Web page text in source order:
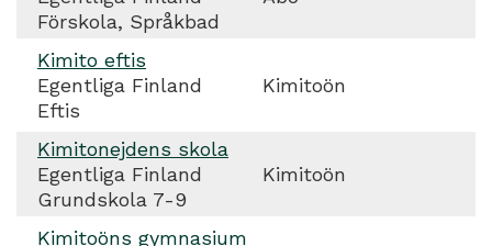
Förskola, Språkbad
Kimito eftis
Egentliga Finland
Kimitoön
Eftis
Kimitonejdens skola
Egentliga Finland
Kimitoön
Grundskola 7-9
Kimitoöns gymnasium